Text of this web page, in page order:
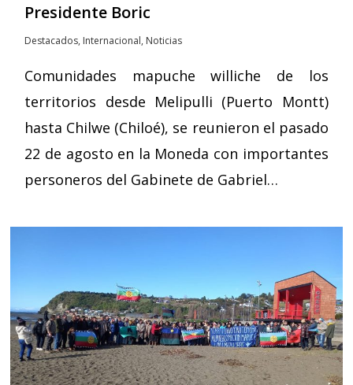
Presidente Boric
Destacados, Internacional, Noticias
Comunidades mapuche williche de los
territorios desde Melipulli (Puerto Montt)
hasta Chilwe (Chiloé), se reunieron el pasado
22 de agosto en la Moneda con importantes
personeros del Gabinete de Gabriel…